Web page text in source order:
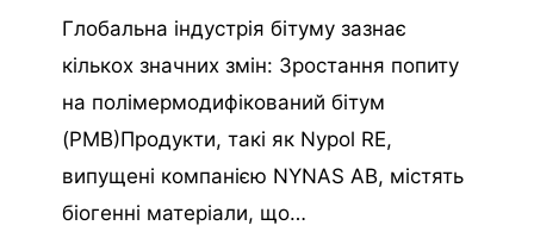
Глобальна індустрія бітуму зазнає
кількох значних змін: Зростання попиту
на полімермодифікований бітум
(PMB)Продукти, такі як Nypol RE,
випущені компанією NYNAS AB, містять
біогенні матеріали, що…